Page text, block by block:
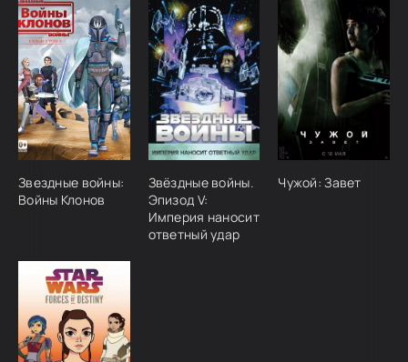
Звездные войны:
Войны Клонов
Звёздные войны.
Эпизод V:
Империя наносит
ответный удар
Чужой: Завет